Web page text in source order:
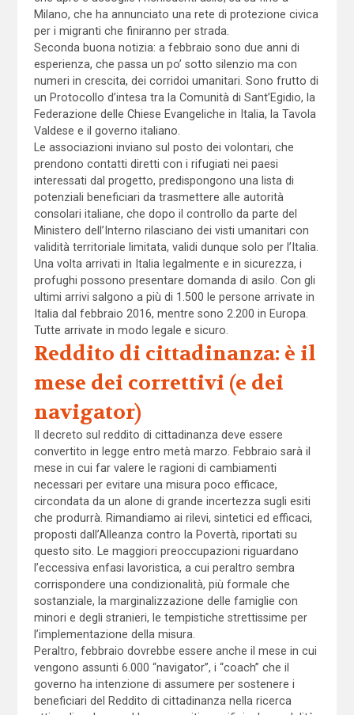
Milano, che ha annunciato una rete di protezione civica
per i migranti che finiranno per strada.
Seconda buona notizia: a febbraio sono due anni di
esperienza, che passa un po’ sotto silenzio ma con
numeri in crescita, dei corridoi umanitari. Sono frutto di
un Protocollo d’intesa tra la Comunità di Sant’Egidio, la
Federazione delle Chiese Evangeliche in Italia, la Tavola
Valdese e il governo italiano.
Le associazioni inviano sul posto dei volontari, che
prendono contatti diretti con i rifugiati nei paesi
interessati dal progetto, predispongono una lista di
potenziali beneficiari da trasmettere alle autorità
consolari italiane, che dopo il controllo da parte del
Ministero dell’Interno rilasciano dei visti umanitari con
validità territoriale limitata, validi dunque solo per l’Italia.
Una volta arrivati in Italia legalmente e in sicurezza, i
profughi possono presentare domanda di asilo. Con gli
ultimi arrivi salgono a più di 1.500 le persone arrivate in
Italia dal febbraio 2016, mentre sono 2.200 in Europa.
Tutte arrivate in modo legale e sicuro.
Reddito di cittadinanza: è il
mese dei correttivi (e dei
navigator)
Il decreto sul reddito di cittadinanza deve essere
convertito in legge entro metà marzo. Febbraio sarà il
mese in cui far valere le ragioni di cambiamenti
necessari per evitare una misura poco efficace,
circondata da un alone di grande incertezza sugli esiti
che produrrà. Rimandiamo ai rilevi, sintetici ed efficaci,
proposti dall’Alleanza contro la Povertà, riportati su
questo sito. Le maggiori preoccupazioni riguardano
l’eccessiva enfasi lavoristica, a cui peraltro sembra
corrispondere una condizionalità, più formale che
sostanziale, la marginalizzazione delle famiglie con
minori e degli stranieri, le tempistiche strettissime per
l’implementazione della misura.
Peraltro, febbraio dovrebbe essere anche il mese in cui
vengono assunti 6.000 “navigator”, i “coach” che il
governo ha intenzione di assumere per sostenere i
beneficiari del Reddito di cittadinanza nella ricerca